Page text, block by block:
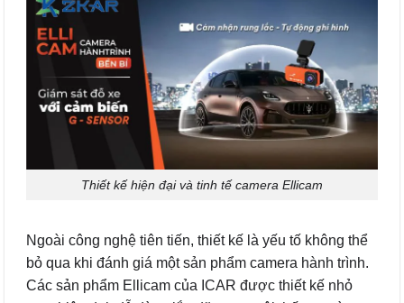
Thiết kế hiện đại và tinh tế camera Ellicam
Ngoài công nghệ tiên tiến, thiết kế là yếu tố không thể
bỏ qua khi đánh giá một sản phẩm camera hành trình.
Các sản phẩm Ellicam của ICAR được thiết kế nhỏ